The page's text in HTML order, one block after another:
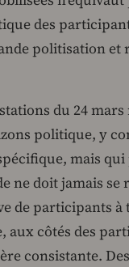
des
politisation et
du 24
politique, y
mais
ne doit jamais
de participants
côtés des
consistante.